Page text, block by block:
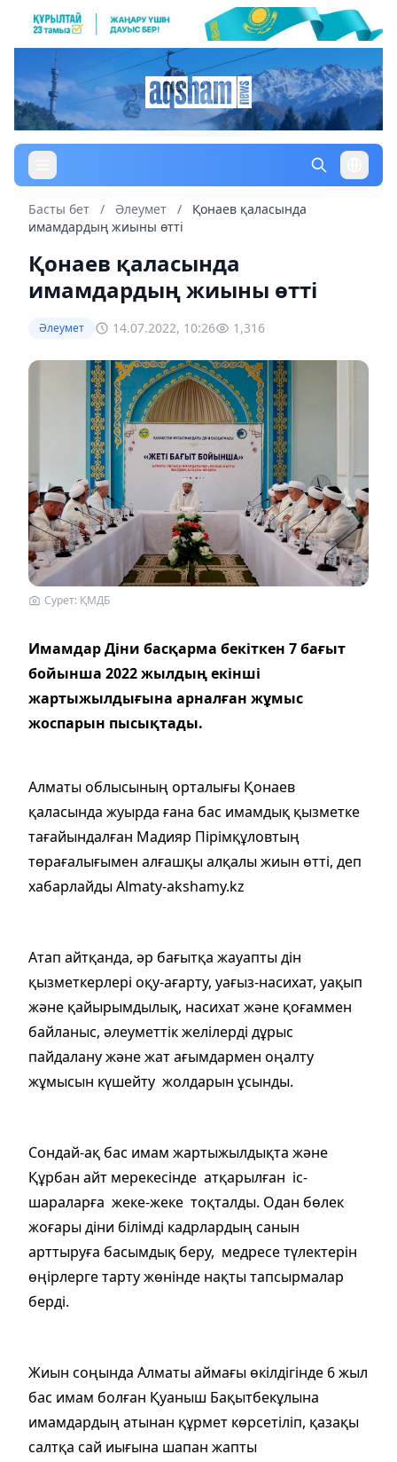
Басты бет / Әлеумет /
Қонаев қаласында
имамдардың жиыны өтті
Қонаев қаласында
имамдардың жиыны өтті
Әлеумет 14.07.2022, 10:26 1,316
Сурет: ҚМДБ
Имамдар Діни басқарма бекіткен 7 бағыт
бойынша 2022 жылдың екінші
жартыжылдығына арналған жұмыс
жоспарын пысықтады.
Алматы облысының орталығы Қонаев
қаласында жуырда ғана бас имамдық қызметке
тағайындалған Мадияр Пірімқұловтың
төрағалығымен алғашқы алқалы жиын өтті, деп
хабарлайды Almaty-akshamy.kz
Атап айтқанда, әр бағытқа жауапты дін
қызметкерлері оқу-ағарту, уағыз-насихат, уақып
және қайырымдылық, насихат және қоғаммен
байланыс, әлеуметтік желілерді дұрыс
пайдалану және жат ағымдармен оңалту
жұмысын күшейту жолдарын ұсынды.
Сондай-ақ бас имам жартыжылдықта және
Құрбан айт мерекесінде атқарылған іс-
шараларға жеке-жеке тоқталды. Одан бөлек
жоғары діни білімді кадрлардың санын
арттыруға басымдық беру, медресе түлектерін
өңірлерге тарту жөнінде нақты тапсырмалар
берді.
Жиын соңында Алматы аймағы өкілдігінде 6 жыл
бас имам болған Қуаныш Бақытбекұлына
имамдардың атынан құрмет көрсетіліп, қазақы
салтқа сай иығына шапан жапты